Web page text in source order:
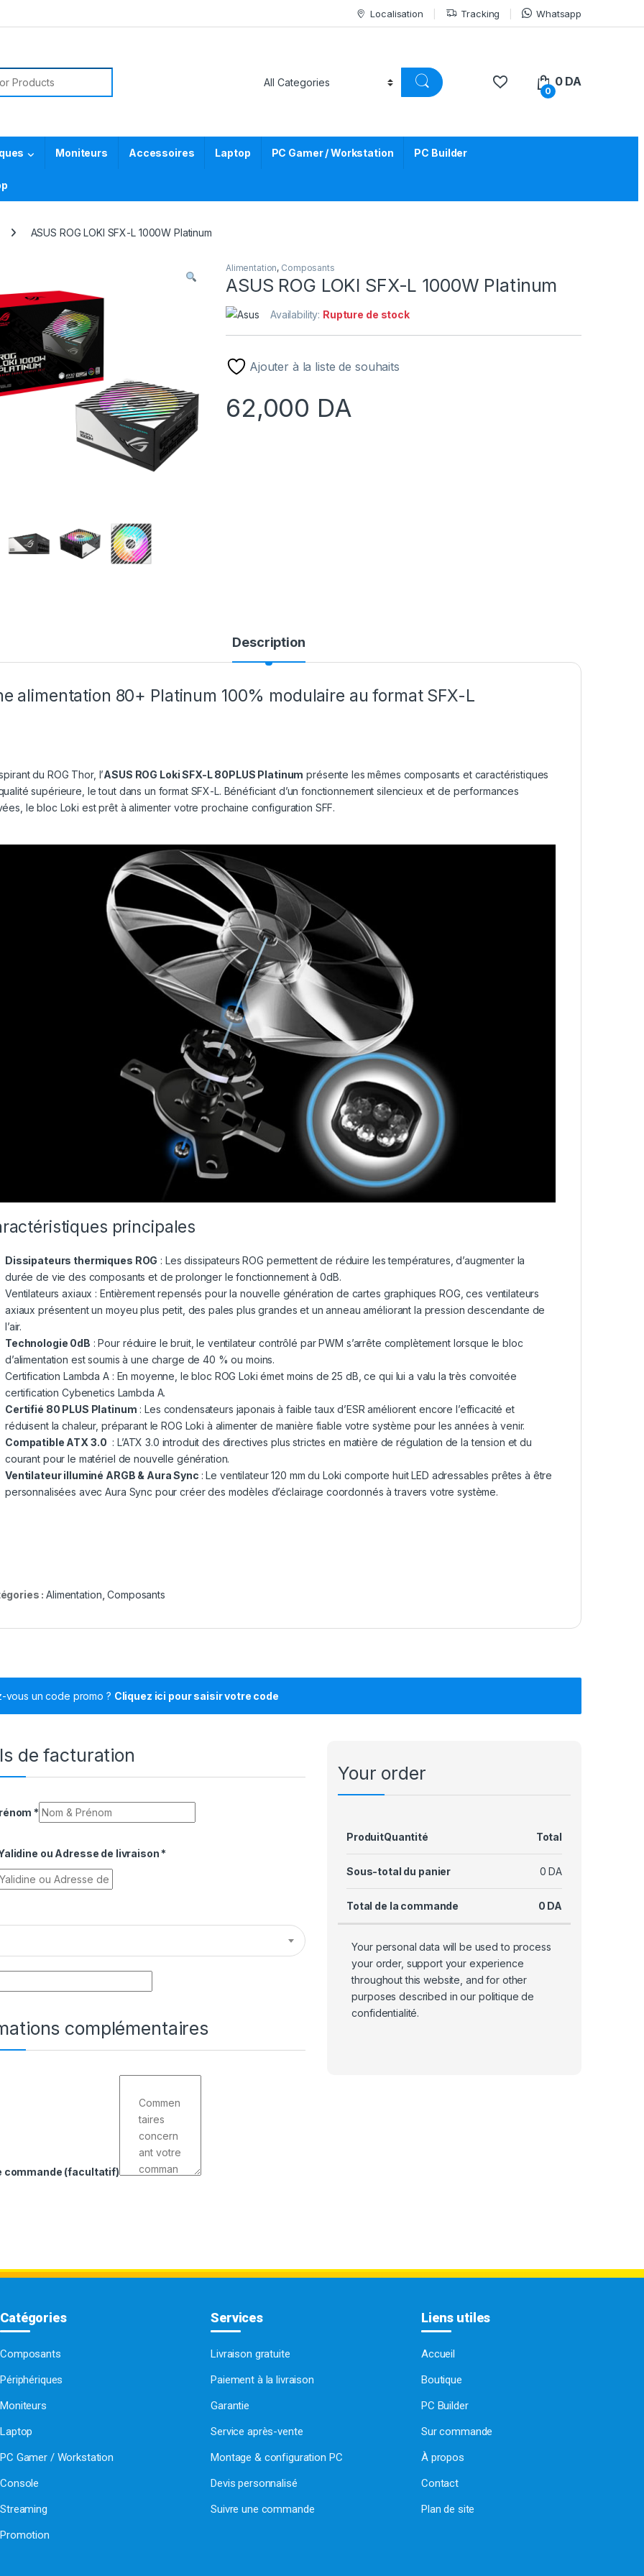
Localisation Tracking Whatsapp
0
0DA
Moniteurs Accessoires Laptop PC Gamer / Workstation PC Builder
ASUS ROG LOKI SFX-L 1000W Platinum
Alimentation, Composants
ASUS ROG LOKI SFX-L 1000W Platinum
Availability: Rupture de stock
Ajouter à la liste de souhaits
62,000 DA
Description
alimentation 80+ Platinum 100% modulaire au format SFX-L
du ROG Thor, l’ASUS ROG Loki SFX-L 80PLUS Platinum présente les mêmes composants et caractéristiques
supérieure, le tout dans un format SFX-L. Bénéficiant d’un fonctionnement silencieux et de performances
le bloc Loki est prêt à alimenter votre prochaine configuration SFF.
principales
Dissipateurs thermiques ROG : Les dissipateurs ROG permettent de réduire les températures, d’augmenter la
durée de vie des composants et de prolonger le fonctionnement à 0dB.
Ventilateurs axiaux : Entièrement repensés pour la nouvelle génération de cartes graphiques ROG, ces ventilateurs
axiaux présentent un moyeu plus petit, des pales plus grandes et un anneau améliorant la pression descendante de
l’air.
Technologie 0dB : Pour réduire le bruit, le ventilateur contrôlé par PWM s’arrête complètement lorsque le bloc
d’alimentation est soumis à une charge de 40 % ou moins.
Certification Lambda A : En moyenne, le bloc ROG Loki émet moins de 25 dB, ce qui lui a valu la très convoitée
certification Cybenetics Lambda A.
Certifié 80 PLUS Platinum : Les condensateurs japonais à faible taux d’ESR améliorent encore l’efficacité et
réduisent la chaleur, préparant le ROG Loki à alimenter de manière fiable votre système pour les années à venir.
Compatible ATX 3.0 : L’ATX 3.0 introduit des directives plus strictes en matière de régulation de la tension et du
courant pour le matériel de nouvelle génération.
Ventilateur illuminé ARGB & Aura Sync : Le ventilateur 120 mm du Loki comporte huit LED adressables prêtes à être
personnalisées avec Aura Sync pour créer des modèles d’éclairage coordonnés à travers votre système.
:Alimentation ,Composants
vous un code promo ? Cliquez ici pour saisir votre code
de facturation
*
ou Adresse de livraison *
complémentaires
commande (facultatif)
Your order
ProduitQuantité Total
Sous-total du panier 0 DA
Total de la commande 0 DA
Your personal data will be used to process
your order, support your experience
throughout this website, and for other
purposes described in our politique de
confidentialité.
Catégories
Composants
Périphériques
Moniteurs
Laptop
PC Gamer / Workstation
Console
Streaming
Promotion
Services
Livraison gratuite
Paiement à la livraison
Garantie
Service après-vente
Montage & configuration PC
Devis personnalisé
Suivre une commande
Liens utiles
Accueil
Boutique
PC Builder
Sur commande
À propos
Contact
Plan de site